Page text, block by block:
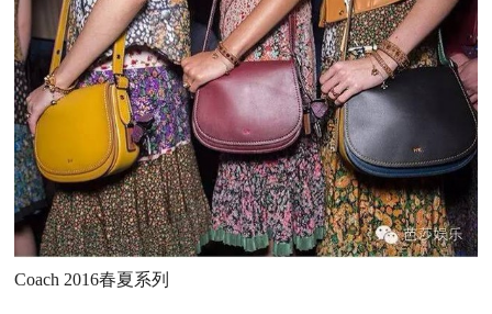
Coach 2016春夏系列